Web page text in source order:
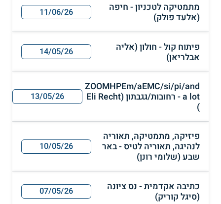
מתמטיקה לטכניון - חיפה
(אלעד פולק)
11/06/26
פיתוח קול - חולון (אליה
אבלריאן)
14/05/26
ZOOMHPEm/aEMC/si/pi/and
a lot - רחובות/גגבתון (Eli Recht
)
13/05/26
פיזיקה, מתמטיקה, תאוריה
לנהיגה, תאוריה לטיס - באר
שבע (שלומי רונן)
10/05/26
כתיבה אקדמית - נס ציונה
(סיגל קוריק)
07/05/26